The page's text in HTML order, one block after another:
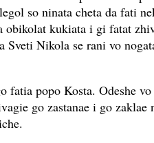
so ninata cheta da fati
obikolat kukiata i gi fatat
Sveti Nikola se rani vo
fatia popo Kosta. Odeshe
go zastanae i go zaklae